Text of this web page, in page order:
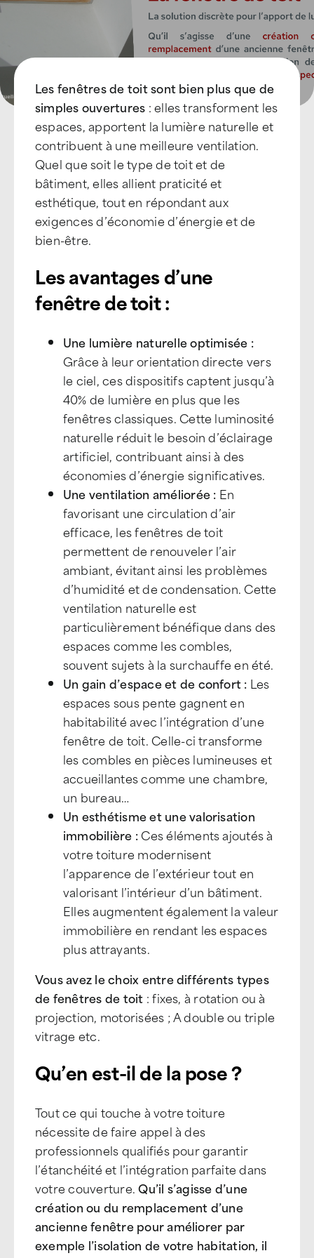
Les fenêtres de toit sont bien plus que de
simples ouvertures : elles transforment les
espaces, apportent la lumière naturelle et
contribuent à une meilleure ventilation.
Quel que soit le type de toit et de
bâtiment, elles allient praticité et
esthétique, tout en répondant aux
exigences d’économie d’énergie et de
bien-être.
Les avantages d’une
fenêtre de toit :
Une lumière naturelle optimisée :
Grâce à leur orientation directe vers
le ciel, ces dispositifs captent jusqu’à
40% de lumière en plus que les
fenêtres classiques. Cette luminosité
naturelle réduit le besoin d’éclairage
artificiel, contribuant ainsi à des
économies d’énergie significatives.
Une ventilation améliorée : En
favorisant une circulation d’air
efficace, les fenêtres de toit
permettent de renouveler l’air
ambiant, évitant ainsi les problèmes
d’humidité et de condensation. Cette
ventilation naturelle est
particulièrement bénéfique dans des
espaces comme les combles,
souvent sujets à la surchauffe en été.
Un gain d’espace et de confort : Les
espaces sous pente gagnent en
habitabilité avec l’intégration d’une
fenêtre de toit. Celle-ci transforme
les combles en pièces lumineuses et
accueillantes comme une chambre,
un bureau…
Un esthétisme et une valorisation
immobilière :Ces éléments ajoutés à
votre toiture modernisent
l’apparence de l’extérieur tout en
valorisant l’intérieur d’un bâtiment.
Elles augmentent également la valeur
immobilière en rendant les espaces
plus attrayants.
Vous avez le choix entre différents types
de fenêtres de toit : fixes, à rotation ou à
projection, motorisées ; A double ou triple
vitrage etc.
Qu’en est-il de la pose ?
Tout ce qui touche à votre toiture
nécessite de faire appel à des
professionnels qualifiés pour garantir
l’étanchéité et l’intégration parfaite dans
votre couverture.Qu’il s’agisse d’une
création ou du remplacement d’une
ancienne fenêtre pour améliorer par
exemple l’isolation de votre habitation, il